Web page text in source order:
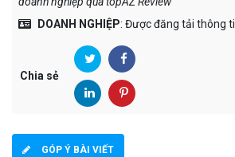
DOANH NGHIỆP: Được đăng tải thông
Chia sẻ
GÓP Ý BÀI VIẾT